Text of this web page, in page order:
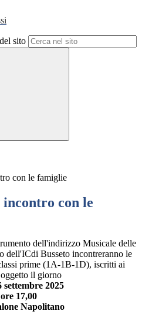
sito
con le famiglie
con le
dell'indirizzo Musicale delle
dell'ICdi Busseto incontreranno le
prime (1A-1B-1D), iscritti ai
il giorno
2025
17,00
Napolitano